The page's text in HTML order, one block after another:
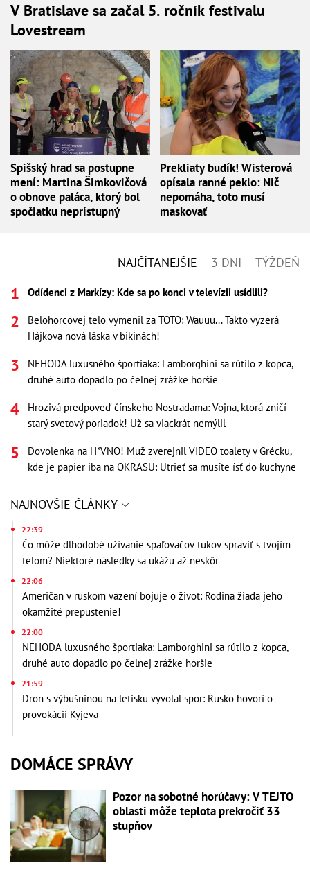
V Bratislave sa začal 5. ročník festivalu
Lovestream
Spišský hrad sa postupne
mení: Martina Šimkovičová
o obnove paláca, ktorý bol
spočiatku neprístupný
Prekliaty budík! Wisterová
opísala ranné peklo: Nič
nepomáha, toto musí
maskovať
NAJČÍTANEJŠIE 3 DNI TÝŽDEŇ
Odídenci z Markízy: Kde sa po konci v televízii usídlili?
Belohorcovej telo vymenil za TOTO: Wauuu... Takto vyzerá
Hájkova nová láska v bikinách!
NEHODA luxusného športiaka: Lamborghini sa rútilo z kopca,
druhé auto dopadlo po čelnej zrážke horšie
Hrozivá predpoveď čínskeho Nostradama: Vojna, ktorá zničí
starý svetový poriadok! Už sa viackrát nemýlil
Dovolenka na H*VNO! Muž zverejnil VIDEO toalety v Grécku,
kde je papier iba na OKRASU: Utrieť sa musíte ísť do kuchyne
NAJNOVŠIE ČLÁNKY
22:39
Čo môže dlhodobé užívanie spaľovačov tukov spraviť s tvojím
telom? Niektoré následky sa ukážu až neskôr
22:06
Američan v ruskom väzení bojuje o život: Rodina žiada jeho
okamžité prepustenie!
22:00
NEHODA luxusného športiaka: Lamborghini sa rútilo z kopca,
druhé auto dopadlo po čelnej zrážke horšie
21:59
Dron s výbušninou na letisku vyvolal spor: Rusko hovorí o
provokácii Kyjeva
DOMÁCE SPRÁVY
Pozor na sobotné horúčavy: V TEJTO
oblasti môže teplota prekročiť 33
stupňov